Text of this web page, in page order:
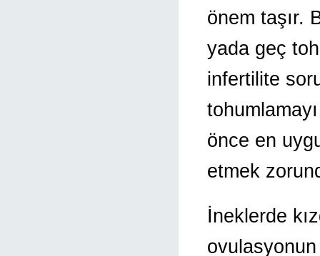
önem taşır.
yada geç
infertilite
önce en
etmek
İneklerde
ovulasyonun